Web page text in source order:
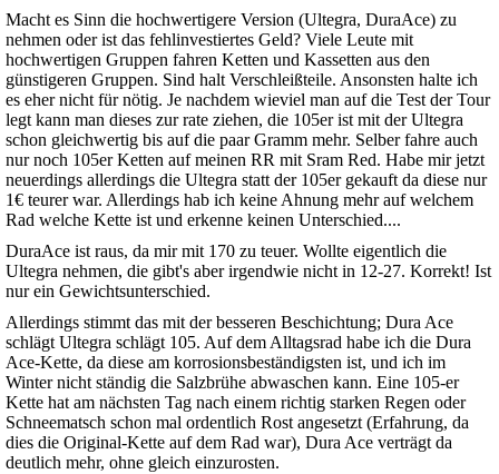
Macht es Sinn die hochwertigere Version (Ultegra, DuraAce) zu
nehmen oder ist das fehlinvestiertes Geld? Viele Leute mit
hochwertigen Gruppen fahren Ketten und Kassetten aus den
günstigeren Gruppen. Sind halt Verschleißteile. Ansonsten halte ich
es eher nicht für nötig. Je nachdem wieviel man auf die Test der Tour
legt kann man dieses zur rate ziehen, die 105er ist mit der Ultegra
schon gleichwertig bis auf die paar Gramm mehr. Selber fahre auch
nur noch 105er Ketten auf meinen RR mit Sram Red. Habe mir jetzt
neuerdings allerdings die Ultegra statt der 105er gekauft da diese nur
1€ teurer war. Allerdings hab ich keine Ahnung mehr auf welchem
Rad welche Kette ist und erkenne keinen Unterschied....
DuraAce ist raus, da mir mit 170 zu teuer. Wollte eigentlich die
Ultegra nehmen, die gibt's aber irgendwie nicht in 12-27. Korrekt! Ist
nur ein Gewichtsunterschied.
Allerdings stimmt das mit der besseren Beschichtung; Dura Ace
schlägt Ultegra schlägt 105. Auf dem Alltagsrad habe ich die Dura
Ace-Kette, da diese am korrosionsbeständigsten ist, und ich im
Winter nicht ständig die Salzbrühe abwaschen kann. Eine 105-er
Kette hat am nächsten Tag nach einem richtig starken Regen oder
Schneematsch schon mal ordentlich Rost angesetzt (Erfahrung, da
dies die Original-Kette auf dem Rad war), Dura Ace verträgt da
deutlich mehr, ohne gleich einzurosten.